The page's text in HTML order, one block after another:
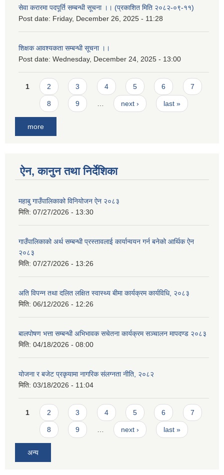
सेवा करारमा पदपूर्ति सम्बन्धी सूचना ।। (प्रकाशित मिति २०८२-०९-११)
Post date: Friday, December 26, 2025 - 11:28
शिक्षक आवश्यकता सम्बन्धी सूचना ।।
Post date: Wednesday, December 24, 2025 - 13:00
Pages
1 2 3 4 5 6 7
8 9 next › last »
more
ऐन, कानुन तथा निर्देशिका
महाबु गाउँपालिकाको विनियोजन ऐन २०८३
मिति: 07/27/2026 - 13:30
गाउँपालिकाको अर्थ सम्बन्धी प्रस्तावलाई कार्यान्वयन गर्न बनेको आर्थिक ऐन
२०८३
मिति: 07/27/2026 - 13:26
अति विपन्न तथा दलित लक्षित स्वास्थ्य बीमा कार्यक्रम कार्यविधि, २०८३
मिति: 06/12/2026 - 12:26
बालपोषण भत्ता सम्बन्धी अभिभावक सचेतना कार्यक्रम सञ्चालन मापदण्ड २०८३
मिति: 04/18/2026 - 08:00
योजना र बजेट प्रकृयामा नागरिक संलग्नता नीति, २०८२
मिति: 03/18/2026 - 11:04
Pages
1 2 3 4 5 6 7
8 9 next › last »
अन्य